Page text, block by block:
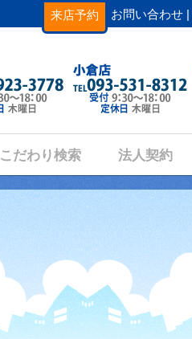
来店予約 お問い合わせ |
こだわり検索 法人契約